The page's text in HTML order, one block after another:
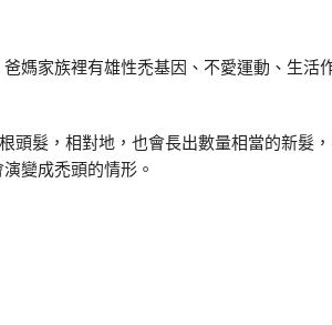
媽家族裡有雄性禿基因、不愛運動、生
頭髮，相對地，也會長出數量相當的新髮
變成禿頭的情形。